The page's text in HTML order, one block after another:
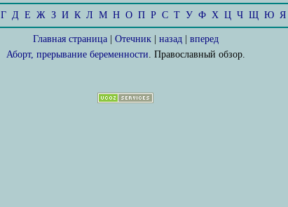
Г Д Е Ж З И К Л М Н О П Р С Т У Ф Х Ц Ч Щ Ю Я
Главная страница| Отечник| назад| вперед
Аборт, прерывание беременности . Православный обзор.